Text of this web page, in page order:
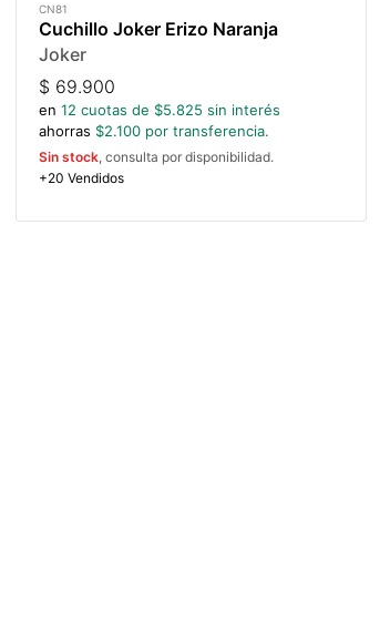
CN81
Cuchillo Joker Erizo Naranja
Joker
$ 69.900
en 12 cuotas de $5.825 sin interés
ahorras $2.100 por transferencia.
Sin stock , consulta por disponibilidad.
+20 Vendidos